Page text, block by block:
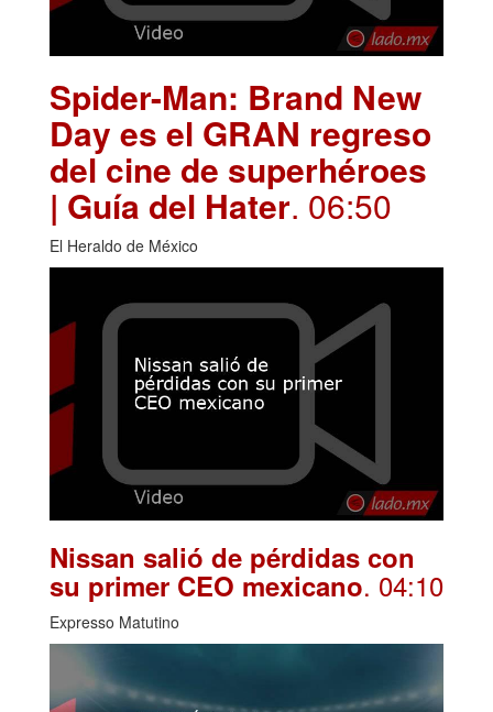
Spider-Man: Brand New
Day es el GRAN regreso
del cine de superhéroes
| Guía del Hater. 06:50
El Heraldo de México
Nissan salió de pérdidas con
su primer CEO mexicano. 04:10
Expresso Matutino